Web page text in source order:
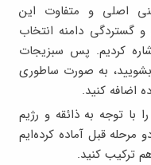
اصلی و متفاوت این
گستردگی دامنه انتخاب
کردیم. پس سبزیجات
به صورت ساطوری
اضافه کنید.
با توجه به ذائقه و رژیم
مرحله قبل آماده کرده‌ایم
ترکیب کنید.